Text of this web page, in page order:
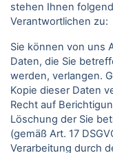
stehen Ihnen
Verantwortlichen zu:
Sie können von uns
Daten, die Sie
werden, verlangen.
Kopie dieser Daten
Recht auf
Löschung der Sie
(gemäß Art. 17
Verarbeitung durch